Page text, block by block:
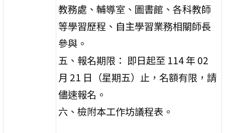
教務處、輔導室、圖書館、各科教師
等學習歷程、自主學習業務相關師長
參與。
五、報名期限： 即日起至 114 年 02
月 21 日（星期五）止，名額有限，請
儘速報名。
六、檢附本工作坊議程表。